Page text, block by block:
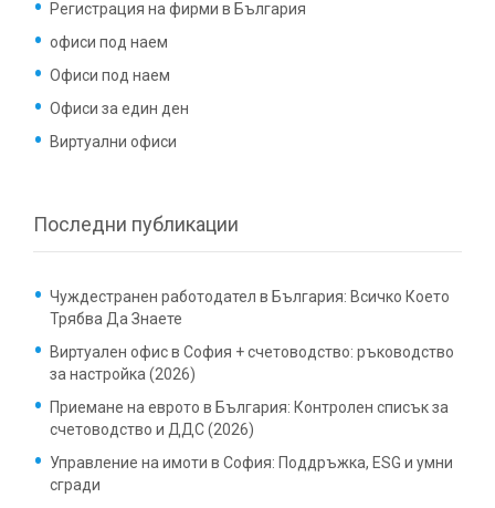
Регистрация на фирми в България
офиси под наем
Офиси под наем
Офиси за един ден
Виртуални офиси
Последни публикации
Чуждестранен работодател в България: Всичко Което
Трябва Да Знаете
Виртуален офис в София + счетоводство: ръководство
за настройка (2026)
Приемане на еврото в България: Контролен списък за
счетоводство и ДДС (2026)
Управление на имоти в София: Поддръжка, ESG и умни
сгради